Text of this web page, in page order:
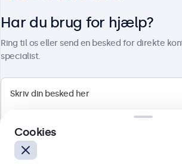
Tilslutninger
VGA
1x
Herstedøstervej 27-29, unit A, 2620
Har du brug for hjælp?
Ring til os eller send en besked for direkte
specialist.
Cookies